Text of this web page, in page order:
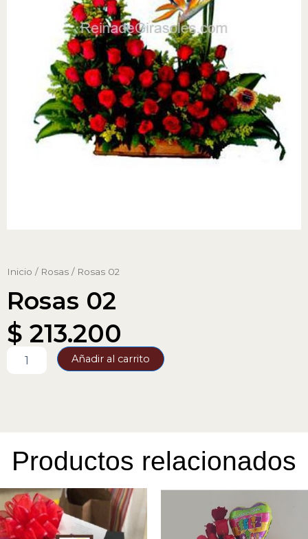
Inicio / Rosas / Rosas 02
Rosas 02
$ 213.200
Añadir al carrito
Productos relacionados